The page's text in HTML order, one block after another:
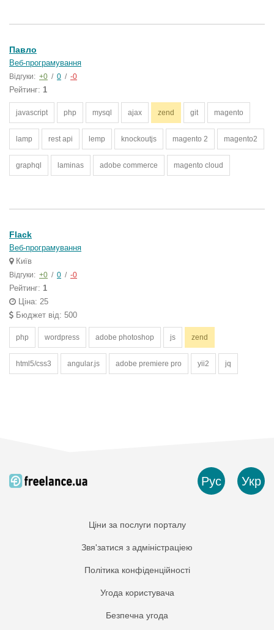
Павло
Веб-програмування
Відгуки: +0 / 0 / -0
Рейтинг: 1
javascript php mysql ajax zend git magento
lamp rest api lemp knockoutjs magento 2 magento2
graphql laminas adobe commerce magento cloud
Flack
Веб-програмування
Київ
Відгуки: +0 / 0 / -0
Рейтинг: 1
Ціна: 25
Бюджет від: 500
php wordpress adobe photoshop js zend
html5/css3 angular.js adobe premiere pro yii2 jq
Рус Укр
Ціни за послуги порталу
Звя'затися з адміністраціею
Політика конфіденційності
Угода користувача
Безпечна угода